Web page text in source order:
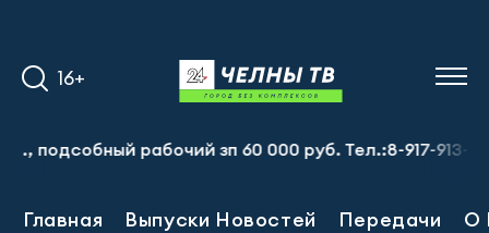
16+
рабочий зп 60 000 руб. Тел.:8-917-913-20-71
Главная Выпуски Новостей Передачи О